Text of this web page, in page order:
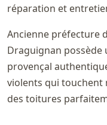
réparation et
Ancienne préfecture
Draguignan
provençal
violents qui
des toitures